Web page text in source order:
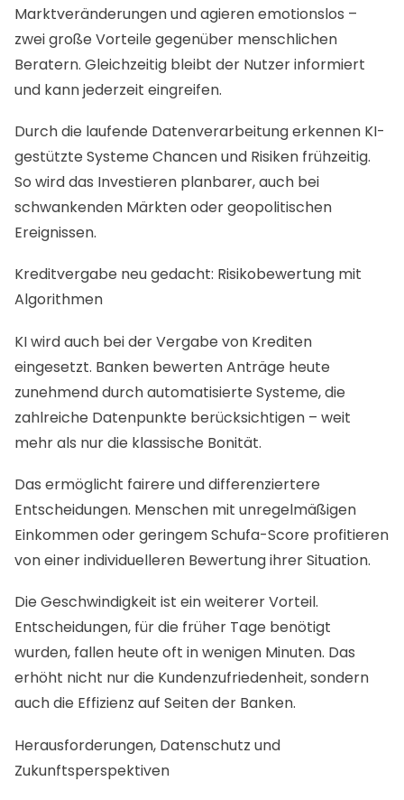
Marktveränderungen und agieren emotionslos –
zwei große Vorteile gegenüber menschlichen
Beratern. Gleichzeitig bleibt der Nutzer informiert
und kann jederzeit eingreifen.
Durch die laufende Datenverarbeitung erkennen KI-
gestützte Systeme Chancen und Risiken frühzeitig.
So wird das Investieren planbarer, auch bei
schwankenden Märkten oder geopolitischen
Ereignissen.
Kreditvergabe neu gedacht: Risikobewertung mit
Algorithmen
KI wird auch bei der Vergabe von Krediten
eingesetzt. Banken bewerten Anträge heute
zunehmend durch automatisierte Systeme, die
zahlreiche Datenpunkte berücksichtigen – weit
mehr als nur die klassische Bonität.
Das ermöglicht fairere und differenziertere
Entscheidungen. Menschen mit unregelmäßigen
Einkommen oder geringem Schufa-Score profitieren
von einer individuelleren Bewertung ihrer Situation.
Die Geschwindigkeit ist ein weiterer Vorteil.
Entscheidungen, für die früher Tage benötigt
wurden, fallen heute oft in wenigen Minuten. Das
erhöht nicht nur die Kundenzufriedenheit, sondern
auch die Effizienz auf Seiten der Banken.
Herausforderungen, Datenschutz und
Zukunftsperspektiven